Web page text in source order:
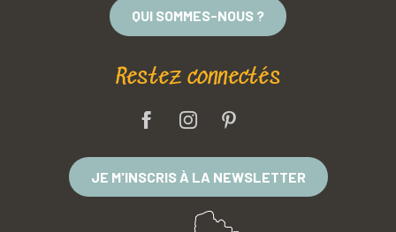
QUI SOMMES-NOUS ?
Restez connectés
JE M'INSCRIS À LA NEWSLETTER